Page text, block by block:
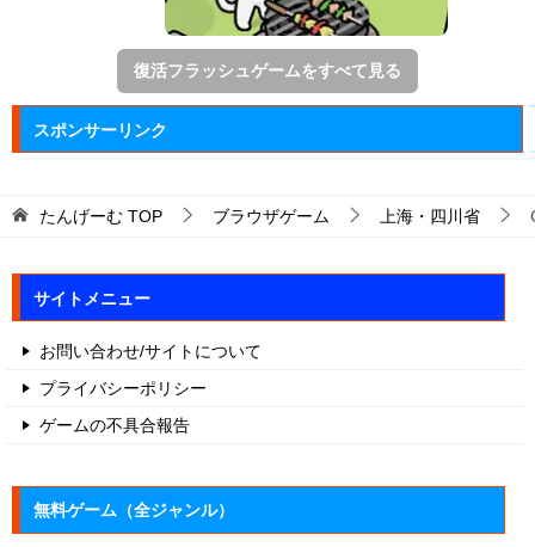
復活フラッシュゲームをすべて見る
スポンサーリンク
たんげーむ TOP ブラウザゲーム 上海・四川省
サイトメニュー
お問い合わせ/サイトについて
プライバシーポリシー
ゲームの不具合報告
無料ゲーム（全ジャンル）